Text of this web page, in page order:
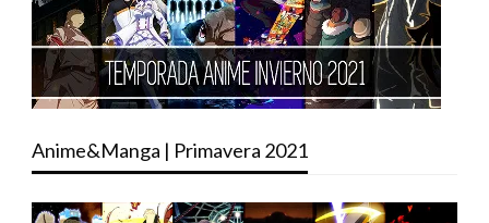
Anime&Manga | Primavera 2021